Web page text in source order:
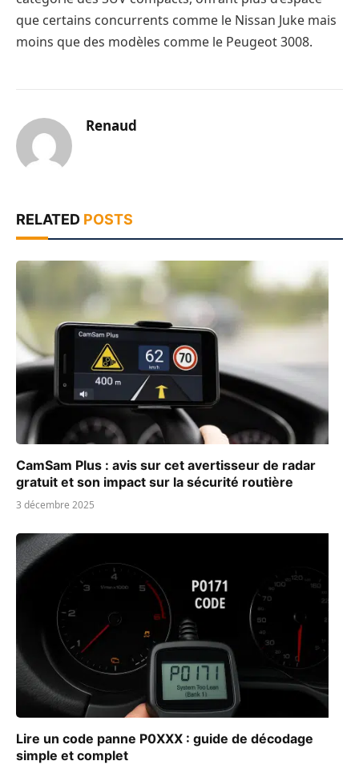
que certains concurrents comme le Nissan Juke mais
moins que des modèles comme le Peugeot 3008.
Renaud
RELATED POSTS
CamSam Plus : avis sur cet avertisseur de radar
gratuit et son impact sur la sécurité routière
3 décembre 2025
Lire un code panne P0XXX : guide de décodage
simple et complet